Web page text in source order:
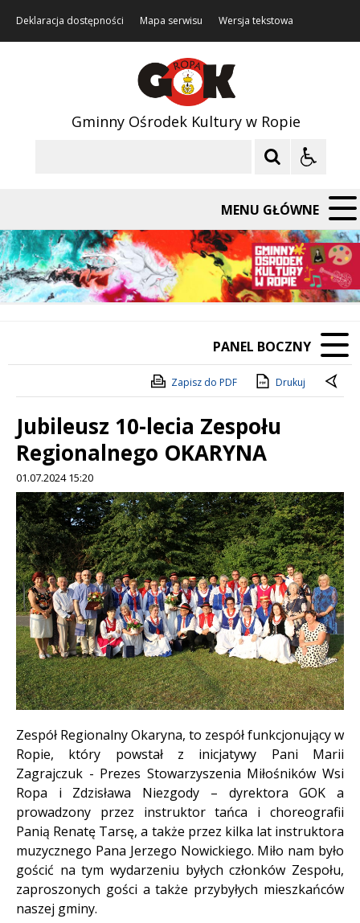
Deklaracja dostępności Mapa serwisu Wersja tekstowa
Gminny Ośrodek Kultury w Ropie
MENU GŁÓWNE
PANEL BOCZNY
Zapisz do PDF Drukuj
Jubileusz 10-lecia Zespołu
Regionalnego OKARYNA
01.07.2024 15:20
Treść
Zespół Regionalny Okaryna, to zespół funkcjonujący w
Ropie, który powstał z inicjatywy Pani Marii
Zagrajczuk - Prezes Stowarzyszenia Miłośników Wsi
Ropa i Zdzisława Niezgody – dyrektora GOK a
prowadzony przez instruktor tańca i choreografii
Panią Renatę Tarsę, a także przez kilka lat instruktora
muzycznego Pana Jerzego Nowickiego. Miło nam było
gościć na tym wydarzeniu byłych członków Zespołu,
zaproszonych gości a także przybyłych mieszkańców
naszej gminy.